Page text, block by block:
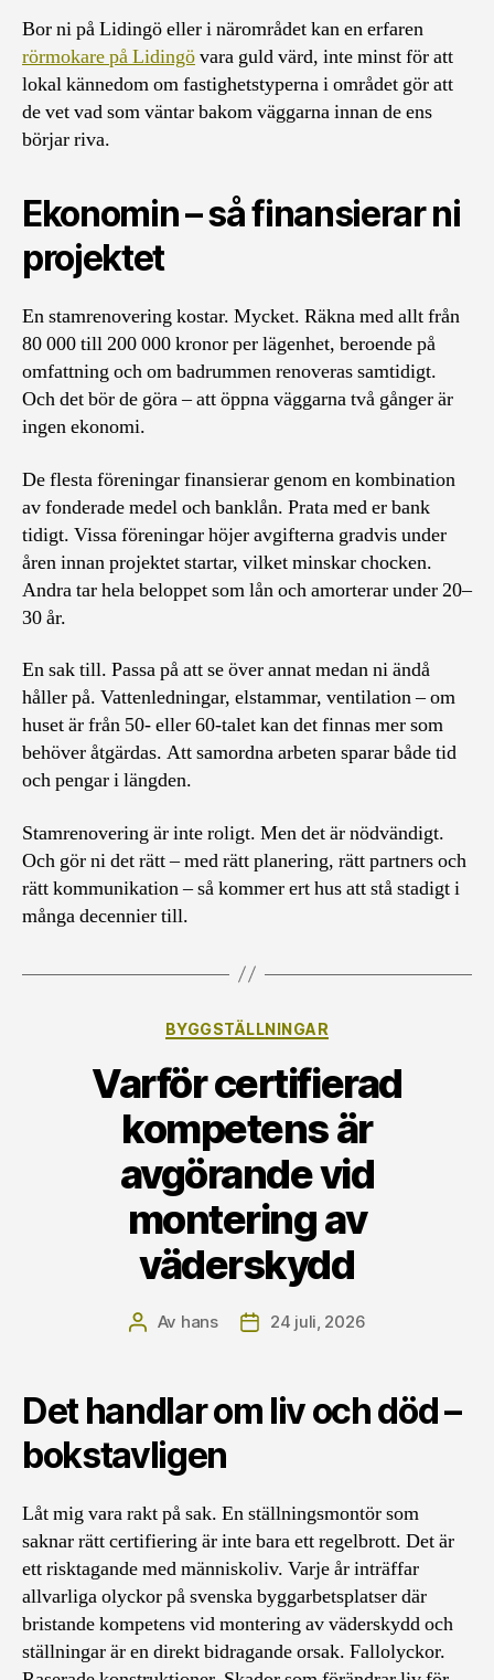
Bor ni på Lidingö eller i närområdet kan en erfaren
rörmokare på Lidingövara guld värd, inte minst för att
lokal kännedom om fastighetstyperna i området gör att
de vet vad som väntar bakom väggarna innan de ens
börjar riva.
Ekonomin – så finansierar ni
projektet
En stamrenovering kostar. Mycket. Räkna med allt från
80 000 till 200 000 kronor per lägenhet, beroende på
omfattning och om badrummen renoveras samtidigt.
Och det bör de göra – att öppna väggarna två gånger är
ingen ekonomi.
De flesta föreningar finansierar genom en kombination
av fonderade medel och banklån. Prata med er bank
tidigt. Vissa föreningar höjer avgifterna gradvis under
åren innan projektet startar, vilket minskar chocken.
Andra tar hela beloppet som lån och amorterar under 20–
30 år.
En sak till. Passa på att se över annat medan ni ändå
håller på. Vattenledningar, elstammar, ventilation – om
huset är från 50- eller 60-talet kan det finnas mer som
behöver åtgärdas. Att samordna arbeten sparar både tid
och pengar i längden.
Stamrenovering är inte roligt. Men det är nödvändigt.
Och gör ni det rätt – med rätt planering, rätt partners och
rätt kommunikation – så kommer ert hus att stå stadigt i
många decennier till.
Kategorier
BYGGSTÄLLNINGAR
Varför certifierad
kompetens är
avgörande vid
montering av
väderskydd
Inläggsförfattare
Av hans Inläggsdatum
24 juli, 2026
Det handlar om liv och död –
bokstavligen
Låt mig vara rakt på sak. En ställningsmontör som
saknar rätt certifiering är inte bara ett regelbrott. Det är
ett risktagande med människoliv. Varje år inträffar
allvarliga olyckor på svenska byggarbetsplatser där
bristande kompetens vid montering av väderskydd och
ställningar är en direkt bidragande orsak. Fallolyckor.